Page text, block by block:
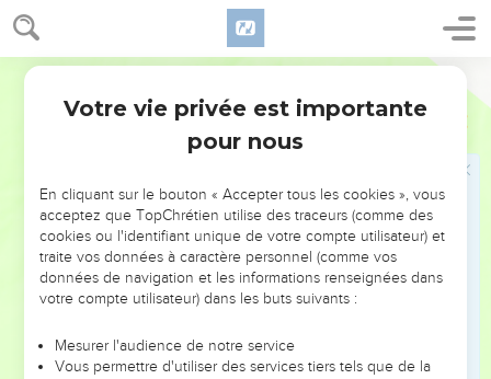
Proverbes 11
21 Certainement l'inique ne sera point tenu pour innocent ;
mais la semence des justes sera délivrée.
22
d'or au nez d'un pourceau.
Le désir des justes n'est que le bien ; l'attente des
Tel disperse, et augmente encore ; et tel retient plus qu'il
ne faut, mais n'en a que disette.
L'âme qui bénit sera engraissée, et celui qui arrose sera
lui-même arrosé.
bénédiction sera sur la tête de celui qui le vend.
Votre vie privée est importante
pour nous
En cliquant sur le bouton « Accepter tous les cookies », vous
acceptez que TopChrétien utilise des traceurs (comme des
cookies ou l'identifiant unique de votre compte utilisateur) et
traite vos données à caractère personnel (comme vos
données de navigation et les informations renseignées dans
votre compte utilisateur) dans les buts suivants :
Mesurer l'audience de notre service
Vous permettre d'utiliser des services tiers tels que de la